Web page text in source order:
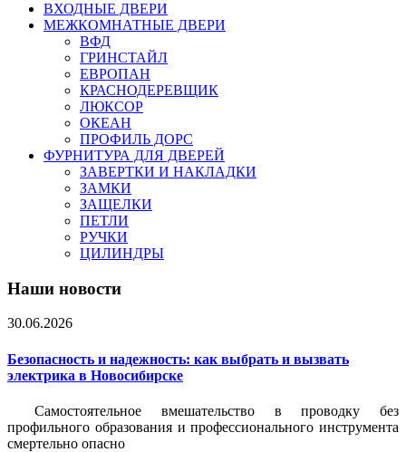
ВХОДНЫЕ ДВЕРИ
МЕЖКОМНАТНЫЕ ДВЕРИ
ВФД
ГРИНСТАЙЛ
ЕВРОПАН
КРАСНОДЕРЕВЩИК
ЛЮКСОР
ОКЕАН
ПРОФИЛЬ ДОРС
ФУРНИТУРА ДЛЯ ДВЕРЕЙ
ЗАВЕРТКИ И НАКЛАДКИ
ЗАМКИ
ЗАЩЕЛКИ
ПЕТЛИ
РУЧКИ
ЦИЛИНДРЫ
Наши новости
30.06.2026
Безопасность и надежность: как выбрать и вызвать
электрика в Новосибирске
Самостоятельное вмешательство в проводку без
профильного образования и профессионального инструмента
смертельно опасно